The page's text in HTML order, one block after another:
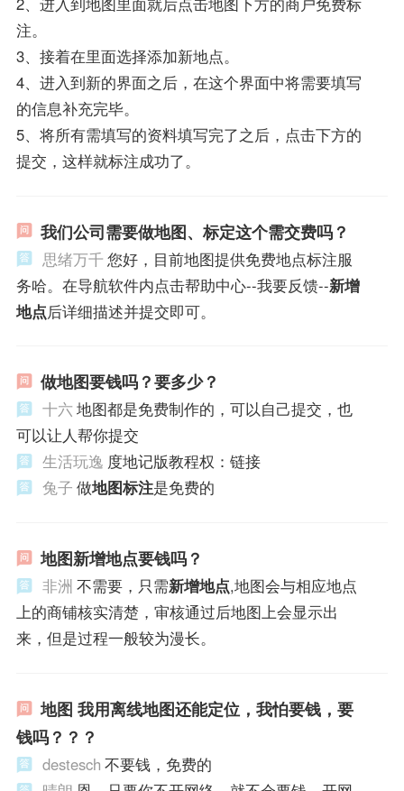
注。
3、接着在里面选择添加新地点。
4、进入到新的界面之后，在这个界面中将需要填写
的信息补充完毕。
5、将所有需填写的资料填写完了之后，点击下方的
提交，这样就标注成功了。
我们公司需要做地图、标定这个需交费吗？
思绪万千 您好，目前地图提供免费地点标注服
务哈。在导航软件内点击帮助中心--我要反馈--新增
地点后详细描述并提交即可。
做地图要钱吗？要多少？
十六 地图都是免费制作的，可以自己提交，也
可以让人帮你提交
生活玩逸 度地记版教程权：链接
兔子 做地图标注是免费的
地图新增地点要钱吗？
非洲 不需要，只需新增地点,地图会与相应地点
上的商铺核实清楚，审核通过后地图上会显示出
来，但是过程一般较为漫长。
地图 我用离线地图还能定位，我怕要钱，要
钱吗？？？
destesch 不要钱，免费的